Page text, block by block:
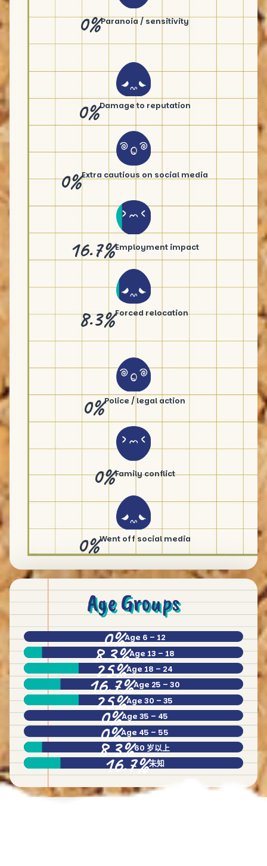
0%Paranoia / sensitivity
0%Damage to reputation
0%Extra cautious on social media
16.7%Employment impact
8.3%Forced relocation
0%Police / legal action
0%Family conflict
0%Went off social media
Age Groups
0%Age 6 – 12
8.3%Age 13 – 18
25%Age 18 – 24
16.7%Age 25 – 30
25%Age 30 – 35
0%Age 35 – 45
0%Age 45 – 55
8.3%60 岁以上
16.7%未知